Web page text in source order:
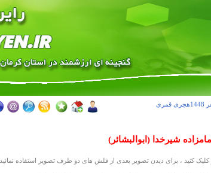
امامزاده شیرخدا (ابوالبشائر)
کنيد ، برای ديدن تصوير بعدی از فلش های دو طرف تصوير استفاده نمائيد